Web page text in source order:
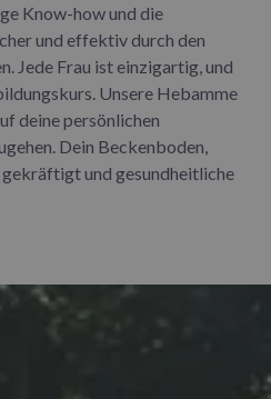
Know-how und die
und effektiv durch den
Jede Frau ist einzigartig, und
Unsere Hebamme
deine persönlichen
Dein Beckenboden,
gekräftigt und gesundheitliche